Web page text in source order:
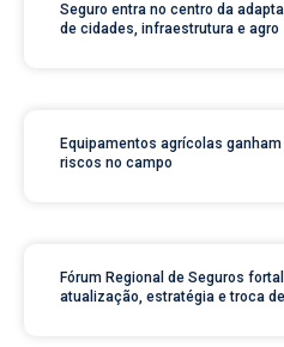
Seguro entra no centro da
de cidades, infraestrutura e agro
Equipamentos agrícolas
riscos no campo
Fórum Regional de Seguros
atualização, estratégia e troca